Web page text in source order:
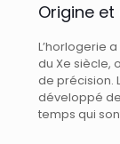
Origine
L’horlogerie
du Xe siècle,
de précision.
développé
temps qui